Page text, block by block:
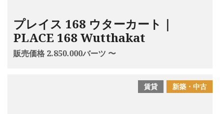
プレイス 168 ウターカート｜
PLACE 168 Wutthakat
販売価格 2.850.000バーツ 〜
新築・中古
賃貸